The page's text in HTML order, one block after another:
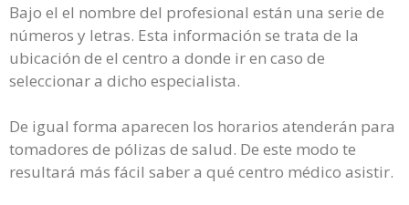
Bajo el el nombre del profesional están una serie de
números y letras. Esta información se trata de la
ubicación de el centro a donde ir en caso de
seleccionar a dicho especialista.
De igual forma aparecen los horarios atenderán para
tomadores de pólizas de salud. De este modo te
resultará más fácil saber a qué centro médico asistir.